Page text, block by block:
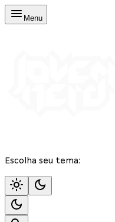
Menu
Escolha seu tema: